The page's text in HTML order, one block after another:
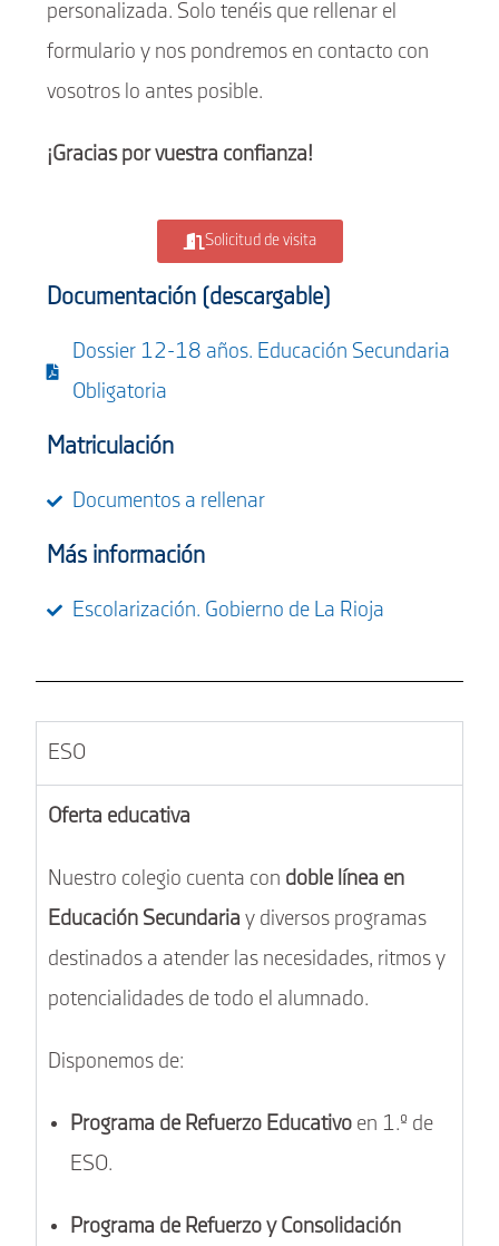
personalizada. Solo tenéis que rellenar el
formulario y nos pondremos en contacto con
vosotros lo antes posible.
¡Gracias por vuestra confianza!
Solicitud de visita
Documentación (descargable)
Dossier 12-18 años. Educación Secundaria
Obligatoria
Matriculación
Documentos a rellenar
Más información
Escolarización. Gobierno de La Rioja
ESO
Oferta educativa
Nuestro colegio cuenta con doble línea en
Educación Secundaria y diversos programas
destinados a atender las necesidades, ritmos y
potencialidades de todo el alumnado.
Disponemos de:
Programa de Refuerzo Educativo en 1.º de
ESO.
Programa de Refuerzo y Consolidación